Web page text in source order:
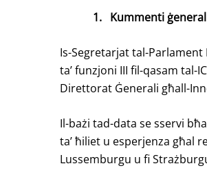
1. Kummenti
Is-Segretarjat tal-
ta’ funzjoni III fil-qasam tal-
Direttorat Ġenerali għall-
Il-bażi tad-data se sservi
ta’ ħiliet u esperjenza għal
Lussemburgu u fi